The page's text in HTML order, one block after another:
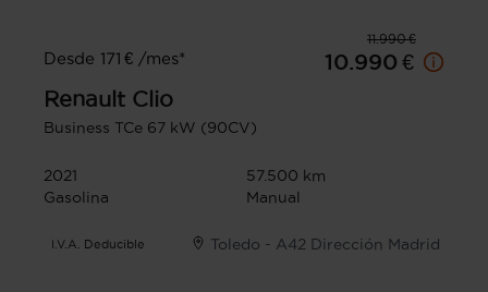
11.990 €
Desde 171 € /mes*
10.990 €
Renault Clio
Business TCe 67 kW (90CV)
2021
57.500 km
Gasolina
Manual
I.V.A. Deducible Toledo - A42 Dirección Madrid